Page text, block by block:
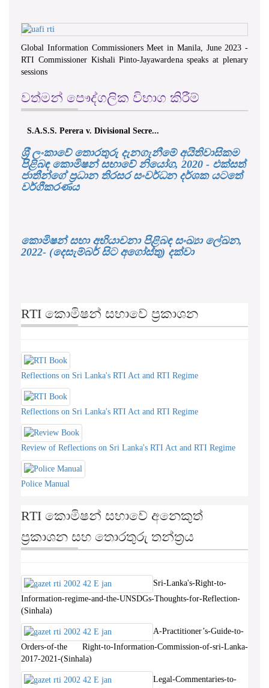
Global Information Commissioners Meet in Manila, June 2023 -
RTI Commissioner Kishali Pinto-Jayawardena speaks at plenary
sessions
වත්මන් පෞද්ගලික විභාග කිරීම්
S.A.S.S. Perera v. Divisional Secre...
ශ‍්‍රී ලංකාවේ තොරතුරු දැනගැනීමේ අයිතිවාසිකම
පිළිබඳ කොමිෂන් සභාවේ නියෝග, 2020 - එක්සත්
ජාතීන්ගේ ප්‍රධාන තිරසර සංවර්ධන දර්ශක යටතේ
වර්ගීකරණය
කොමිෂන් සභා අභියාචනා පිළිබඳ සංඛ්‍යා ලේඛන,
2022- (දෙසැම්බර් සිට අගෝස්තු) දක්වා
RTI කොමිෂන් සභාවේ ප්‍රකාශන
Reflections on Sri Lanka's RTI Act and RTI Regime
Reflections on Sri Lanka's RTI Act and RTI Regime
Review of Reflections on Sri Lanka's RTI Act and RTI Regime
Police Manual
RTI කොමිෂන් සභාවේ අනෙකුත්
ප්‍රකාශන සහ තොරතුරු තන්ත්‍රය
Sri-Lanka's-Right-to-
Information-regime-and-the-UNSDGs-Thoughts-for-Reflection-
(Sinhala)
A-Practitioner’s-Guide-to-
Orders-of-the Right-to-Information-Commission-of-sri-Lanka-
2017-2021-(Sinhala)
Legal-Commentaries-to-